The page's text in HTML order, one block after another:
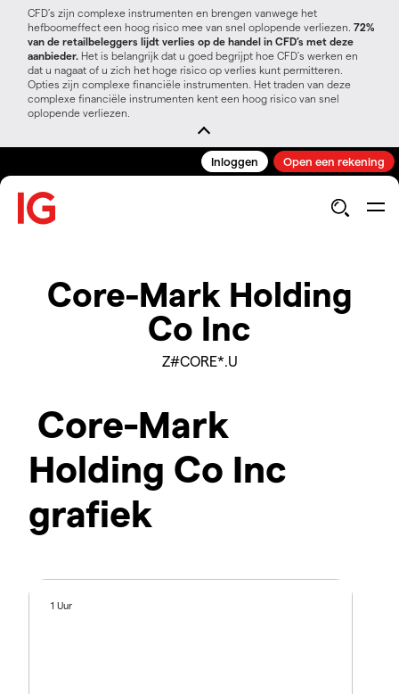
CFD’s zijn complexe instrumenten en brengen vanwege het
hefboomeffect een hoog risico mee van snel oplopende verliezen. 72%
van de retailbeleggers lijdt verlies op de handel in CFD’s met deze
aanbieder. Het is belangrijk dat u goed begrijpt hoe CFD's werken en
dat u nagaat of u zich het hoge risico op verlies kunt permitteren.
Opties zijn complexe financiële instrumenten. Het traden van deze
complexe financiële instrumenten kent een hoog risico van snel
oplopende verliezen.
Inloggen Open een rekening
Core-Mark Holding
Co Inc
Z#CORE*.U
Core-Mark
Holding Co Inc
grafiek
1 Uur